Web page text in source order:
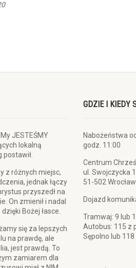
JESTEŚMY
lokalną
postawił.
z różnych miejsc,
jednak łączy
przyszedł na
On zmienił i nadal
Bożej łasce.
się za lepszych
na prawdę, ale
jest prawdą. To
zamiarem dla
GDZIE I KIEDY
Nabożeństwa
godz. 11:00
Centrum
ul. Swojczycka
51-502 Wrocław
Dojazd
Tramwaj: 9 lub
Autobus: 115 z
Sępolno lub 118